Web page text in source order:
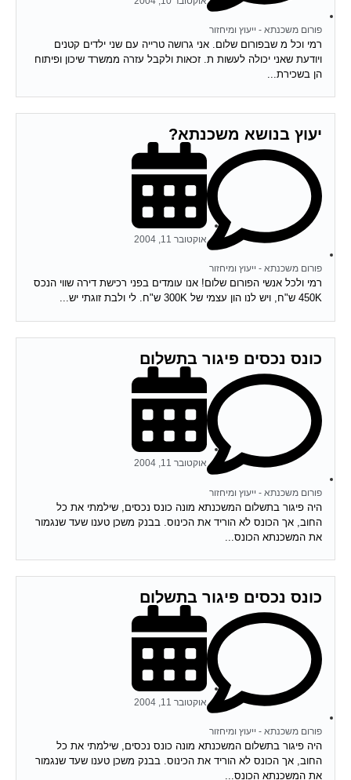
פורום משכנתא - ייעוץ ומיחזור
רמי וכל מ שבפורום שלום. אני גרושה טרייה עם שני ילדים קטנים
ויודעת שאני יכולה לעשות ת. זכאות ולקבל עזרה ממשרד שיכון ופיתוח
הן בשכירת...
יעוץ בנושא משכנתא?
פורום משכנתא - ייעוץ ומיחזור
אוקטובר 11, 2004
רמי ולכל אנשי הפורום שלום! אנו עומדים בפני רכישת דירה שווי הנכס
450K ש"ח, ויש לנו הון עצמי של 300K ש"ח. לי ולבת זוגתי יש...
כונס נכסים פיגור בתשלום
פורום משכנתא - ייעוץ ומיחזור
אוקטובר 11, 2004
היה פיגור בתשלום המשכנתא מונה כונס נכסים, שילמתי את כל
החוב, אך הכונס לא הוריד את הכינוס. בבנק משכן טענו שעד שנגמור
את המשכנתא הכונס...
כונס נכסים פיגור בתשלום
פורום משכנתא - ייעוץ ומיחזור
אוקטובר 11, 2004
היה פיגור בתשלום המשכנתא מונה כונס נכסים, שילמתי את כל
החוב, אך הכונס לא הוריד את הכינוס. בבנק משכן טענו שעד שנגמור
את המשכנתא הכונס...